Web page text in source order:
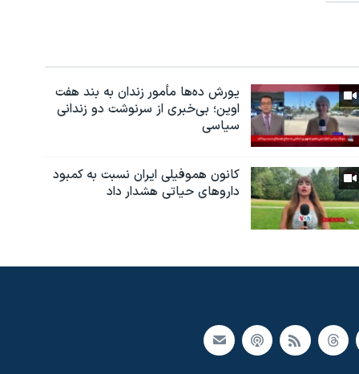
یورش ده‌ها مأمور زندان به بند هفت
اوین؛ بی‌خبری از سرنوشت دو زندانی
سیاسی
کانون هموفیلی ایران نسبت به کمبود
داروهای حیاتی هشدار داد